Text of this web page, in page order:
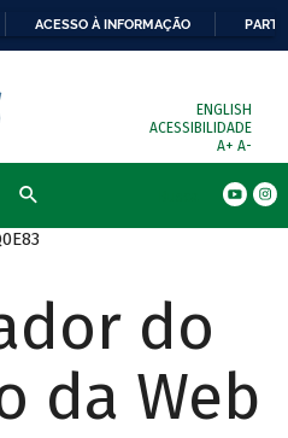
ACESSO À INFORMAÇÃO
ENGLISH
ACESSIBILIDADE
A+ A-
do
da Web